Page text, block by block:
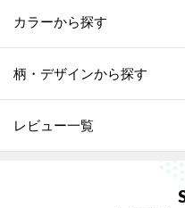
カラーから探す
柄・デザインから探す
レビュー一覧